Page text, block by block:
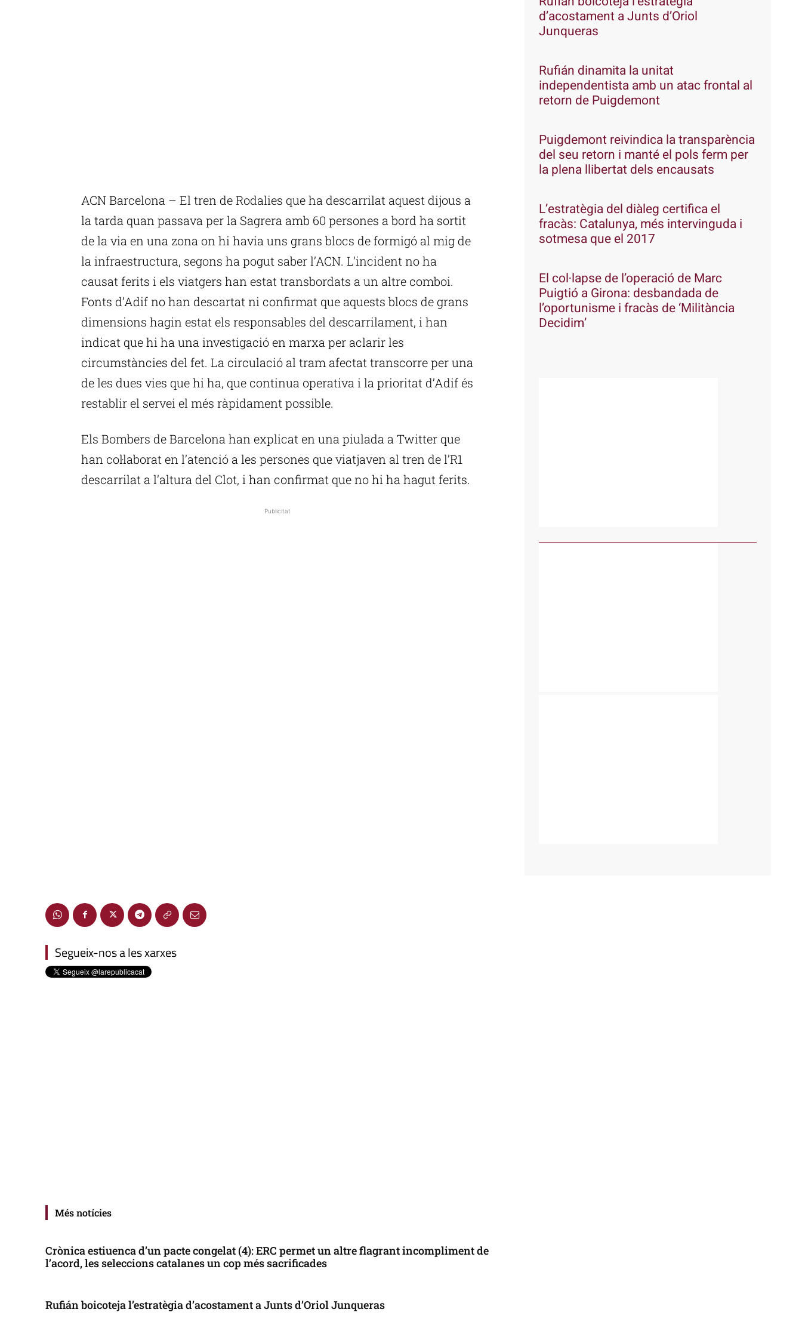
ACN Barcelona – El tren de Rodalies que ha descarrilat aquest dijous a
la tarda quan passava per la Sagrera amb 60 persones a bord ha sortit
de la via en una zona on hi havia uns grans blocs de formigó al mig de
la infraestructura, segons ha pogut saber l’ACN. L’incident no ha
causat ferits i els viatgers han estat transbordats a un altre comboi.
Fonts d’Adif no han descartat ni confirmat que aquests blocs de grans
dimensions hagin estat els responsables del descarrilament, i han
indicat que hi ha una investigació en marxa per aclarir les
circumstàncies del fet. La circulació al tram afectat transcorre per una
de les dues vies que hi ha, que continua operativa i la prioritat d’Adif és
restablir el servei el més ràpidament possible.
Els Bombers de Barcelona han explicat en una piulada a Twitter que
han col·laborat en l’atenció a les persones que viatjaven al tren de l’R1
descarrilat a l’altura del Clot, i han confirmat que no hi ha hagut ferits.
Publicitat
Segueix-nos a les xarxes
Més notícies
Crònica estiuenca d’un pacte congelat (4): ERC permet un altre flagrant incompliment de
l’acord, les seleccions catalanes un cop més sacrificades
Rufián boicoteja l’estratègia d’acostament a Junts d’Oriol Junqueras
d’acostament a Junts d’Oriol
Junqueras
Rufián dinamita la unitat
independentista amb un atac frontal al
retorn de Puigdemont
Puigdemont reivindica la transparència
del seu retorn i manté el pols ferm per
la plena llibertat dels encausats
L’estratègia del diàleg certifica el
fracàs: Catalunya, més intervinguda i
sotmesa que el 2017
El col·lapse de l’operació de Marc
Puigtió a Girona: desbandada de
l’oportunisme i fracàs de ‘Militància
Decidim’